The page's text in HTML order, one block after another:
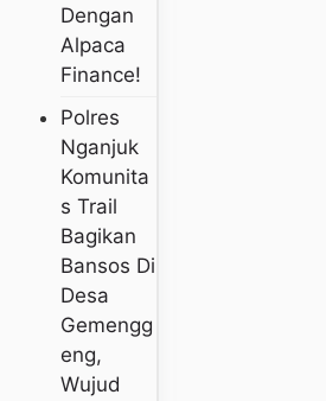
Dengan
Alpaca
Finance!
Polres
Nganjuk
Komunita
S Trail
Bagikan
Bansos Di
Desa
Gemengg
Eng,
Wujud